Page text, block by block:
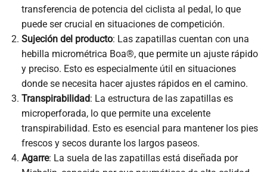
transferencia de potencia del ciclista al pedal, lo que
puede ser crucial en situaciones de competición.
Sujeción del producto: Las zapatillas cuentan con una
hebilla micrométrica Boa®, que permite un ajuste rápido
y preciso. Esto es especialmente útil en situaciones
donde se necesita hacer ajustes rápidos en el camino.
Transpirabilidad: La estructura de las zapatillas es
microperforada, lo que permite una excelente
transpirabilidad. Esto es esencial para mantener los pies
frescos y secos durante los largos paseos.
Agarre: La suela de las zapatillas está diseñada por